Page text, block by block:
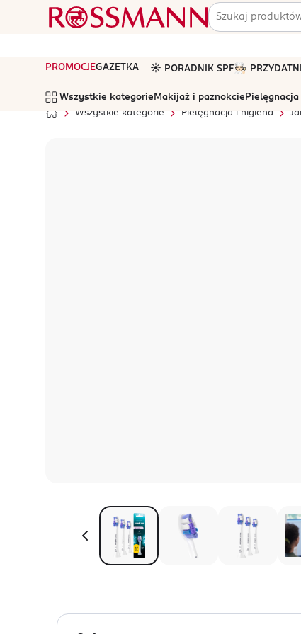
PROMOCJEGAZETKA ☀️ PORADNIK SPF🧑🏻‍🍳
Wszystkie kategorie Makijaż i paznokcie
Wszystkie kategorie
Pielęgnacja i higiena